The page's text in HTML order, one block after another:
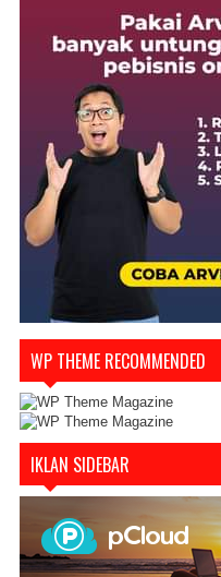
WP THEME RECOMMENDED
IKLAN SIDEBAR